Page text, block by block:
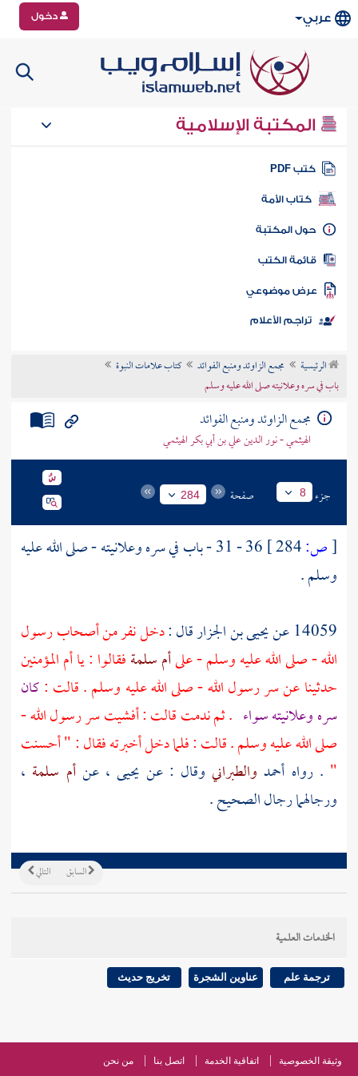
عربي دخول
المكتبة الإسلامية
كتب PDF
كتاب الأمة
المكتبة
الكتب
موضوعي
تراجم الأعلام
الرئيسية مجمع الزاوئد ومنبع الفوائد
كتاب علامات النبوة
باب في سره وعلانيته صلى الله عليه وسلم
مجمع الزاوئد ومنبع الفوائد
الهيثمي - نور الدين علي بن أبي بكر الهيثمي
جزء 8 صفحة 284
[ص:
36 - 31 - باب في سره وعلانيته - صلى الله عليه
وسلم .
14059 عن
يحيى بن الجزارقال :دخل نفر من أصحاب رسول
الله - صلى الله عليه وسلم - علىأم سلمةفقالوا : يا أم المؤمنين
حدثينا عن سر رسول الله - صلى الله عليه وسلم . قالت :كان
سره وعلانيته سواء . ثم ندمت قالت : أفشيت سر رسول الله -
صلى الله عليه وسلم . قالت : فلما دخل أخبرته فقال : " أحسنت
" . رواه أحمد والطبراني وقال : عن يحيى ، عنأم سلمة ،
ورجالهما رجال الصحيح .
التالي السابق
الخدمات العلمية
ترجمة علم عناوين الشجرة تخريج حديث
وثيقة الخصوصية اتفاقية الخدمة اتصل بنا من نحن